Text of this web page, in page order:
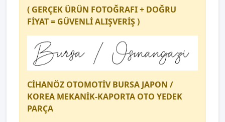
( GERÇEK ÜRÜN FOTOĞRAFI + DOĞRU
FİYAT = GÜVENLİ ALIŞVERİŞ )
CİHANÖZ OTOMOTİV BURSA JAPON /
KOREA MEKANİK-KAPORTA OTO YEDEK
PARÇA